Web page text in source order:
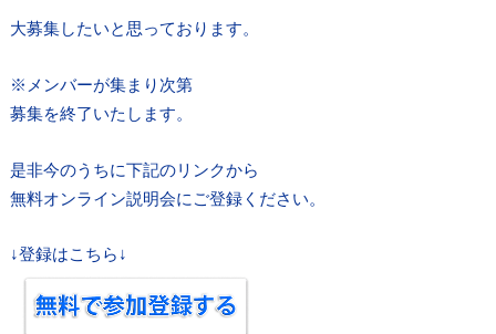
大募集したいと思っております。
※メンバーが集まり次第
募集を終了いたします。
是非今のうちに下記のリンクから
無料オンライン説明会にご登録ください。
↓登録はこちら↓